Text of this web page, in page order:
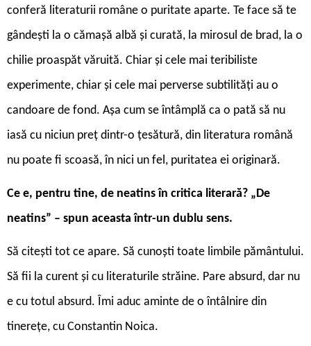
conferă literaturii române o puritate aparte. Te face să te
gândești la o cămașă albă și curată, la mirosul de brad, la o
chilie proaspăt văruită. Chiar și cele mai teribiliste
experimente, chiar și cele mai perverse subtilități au o
candoare de fond. Așa cum se întâmplă ca o pată să nu
iasă cu niciun preț dintr-o țesătură, din literatura română
nu poate fi scoasă, în nici un fel, puritatea ei originară.
Ce e, pentru tine, de neatins în critica literară? „De
neatins” – spun aceasta într-un dublu sens.
Să citești tot ce apare. Să cunoști toate limbile pământului.
Să fii la curent și cu literaturile străine. Pare absurd, dar nu
e cu totul absurd. Îmi aduc aminte de o întâlnire din
tinerețe, cu Constantin Noica.